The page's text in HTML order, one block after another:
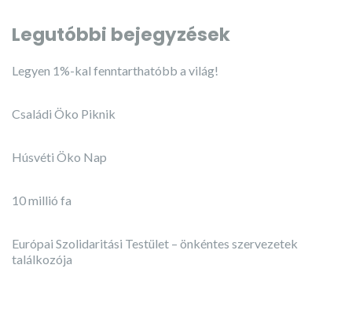
Legutóbbi bejegyzések
Legyen 1%-kal fenntarthatóbb a világ!
Családi Öko Piknik
Húsvéti Öko Nap
10 millió fa
Európai Szolidaritási Testület – önkéntes szervezetek
találkozója